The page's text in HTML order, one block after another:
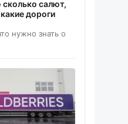
сколько салют,
дороги
нужно знать о